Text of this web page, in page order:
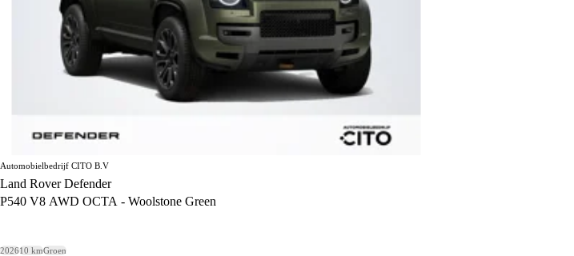
Automobielbedrijf CITO B.V
Land Rover Defender
P540 V8 AWD OCTA - Woolstone Green
202610 kmGroen